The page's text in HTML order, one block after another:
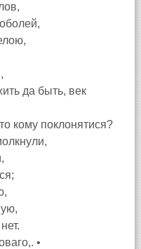
да быть, век
кому поклонятися?
•